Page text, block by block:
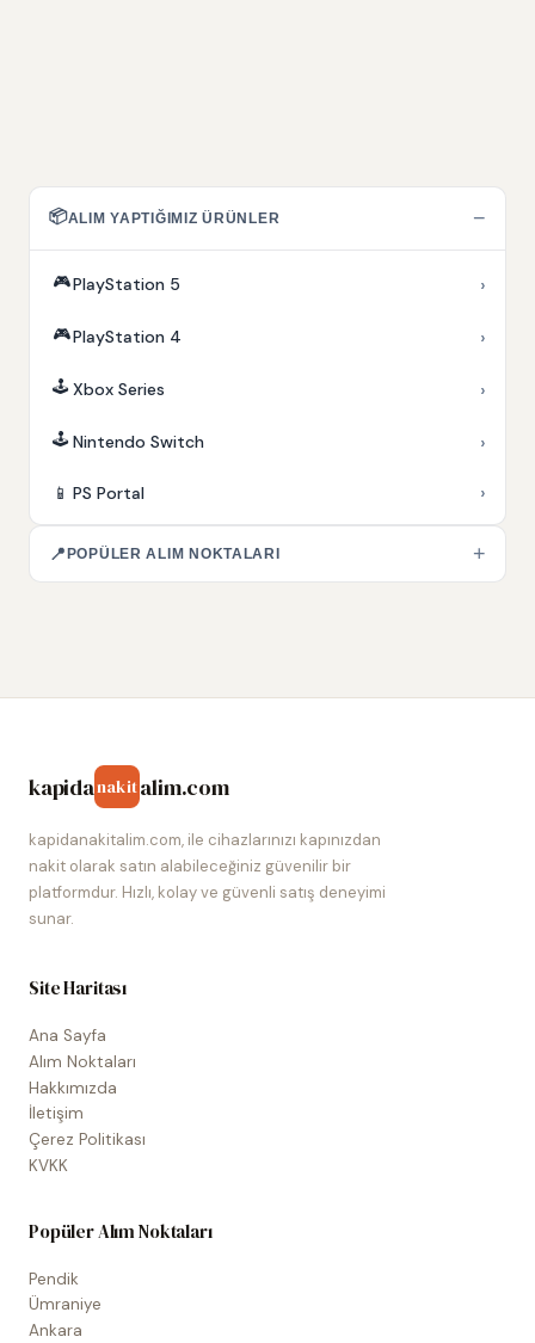
📦ALIM YAPTIĞIMIZ ÜRÜNLER −
🎮PlayStation 5 ›
🎮PlayStation 4 ›
🕹️ Xbox Series ›
🕹️ Nintendo Switch ›
📱 PS Portal ›
📍 POPÜLER ALIM NOKTALARI +
kapidanakitalim.com
kapidanakitalim.com, ile cihazlarınızı kapınızdan
nakit olarak satın alabileceğiniz güvenilir bir
platformdur. Hızlı, kolay ve güvenli satış deneyimi
sunar.
Site Haritası
Ana Sayfa
Alım Noktaları
Hakkımızda
İletişim
Çerez Politikası
KVKK
Popüler Alım Noktaları
Pendik
Ümraniye
Ankara